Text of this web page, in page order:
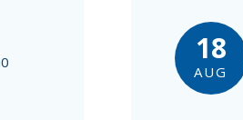
18
AUG